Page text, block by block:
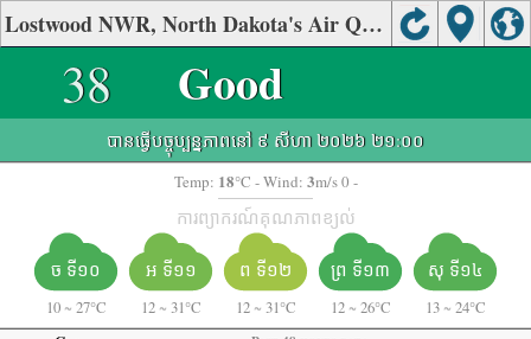
Lostwood NWR, North Dakota's Air Quality
38 Good
បានធ្វើបច្ចុប្បន្នភាពនៅ ៩ សីហា ២០២៦ ២១:០០
Temp: 18°C - Wind: 3m/s 0 -
ការព្យាករណ៍គុណភាពខ្យល់
ច ទី១០
10 ~ 27°C
អ ទី១១
12 ~ 31°C
ព ទី១២
12 ~ 31°C
ព្រ ទី១៣
12 ~ 26°C
សុ ទី១៤
13 ~ 24°C